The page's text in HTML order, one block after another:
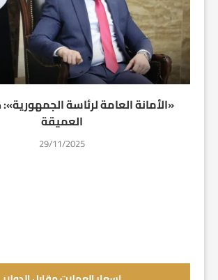
«الأمانة العامة لرئاسة
العميقة
29/11/2025